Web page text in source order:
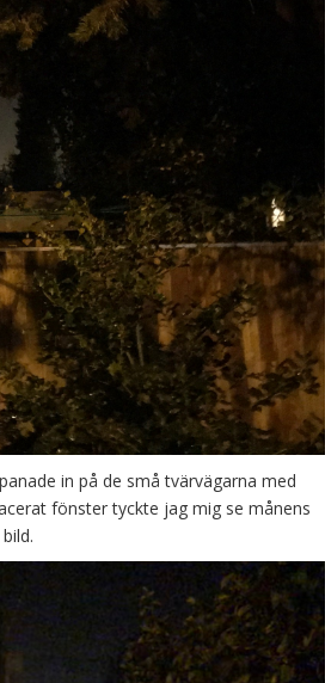
in på de små tvärvägarna med
fönster tyckte jag mig se månens